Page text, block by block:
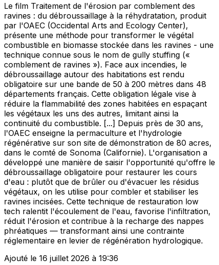
Le film Traitement de l'érosion par comblement des
ravines : du débroussaillage à la réhydratation, produit
par l'OAEC (Occidental Arts and Ecology Center),
présente une méthode pour transformer le végétal
combustible en biomasse stockée dans les ravines - une
technique connue sous le nom de gully stuffing («
comblement de ravines »). Face aux incendies, le
débroussaillage autour des habitations est rendu
obligatoire sur une bande de 50 à 200 mètres dans 48
départements français. Cette obligation légale vise à
réduire la flammabilité des zones habitées en espaçant
les végétaux les uns des autres, limitant ainsi la
continuité du combustible. [...] Depuis près de 30 ans,
l'OAEC enseigne la permaculture et l'hydrologie
régénérative sur son site de démonstration de 80 acres,
dans le comté de Sonoma (Californie). L'organisation a
développé une manière de saisir l'opportunité qu'offre le
débroussaillage obligatoire pour restaurer les cours
d'eau : plutôt que de brûler ou d'évacuer les résidus
végétaux, on les utilise pour combler et stabiliser les
ravines incisées. Cette technique de restauration low
tech ralentit l'écoulement de l'eau, favorise l'infiltration,
réduit l'érosion et contribue à la recharge des nappes
phréatiques — transformant ainsi une contrainte
réglementaire en levier de régénération hydrologique.
Ajouté le 16 juillet 2026 à 19:36